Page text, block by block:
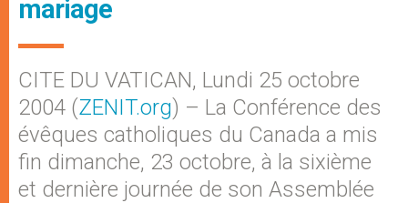
mariage
CITE DU VATICAN, Lundi 25 octobre
2004 (ZENIT.org) – La Conférence des
évêques catholiques du Canada a mis
fin dimanche, 23 octobre, à la sixième
et dernière journée de son Assemblée